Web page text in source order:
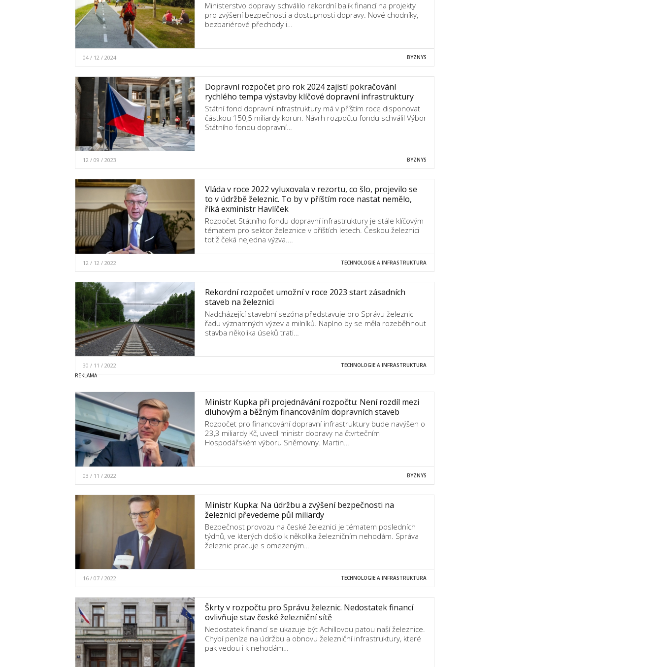
Ministerstvo dopravy schválilo rekordní balík financí na projekty
pro zvýšení bezpečnosti a dostupnosti dopravy. Nové chodníky,
bezbariérové přechody i…
04 / 12 / 2024 BYZNYS
Dopravní rozpočet pro rok 2024 zajistí pokračování
rychlého tempa výstavby klíčové dopravní infrastruktury
Státní fond dopravní infrastruktury má v příštím roce disponovat
částkou 150,5 miliardy korun. Návrh rozpočtu fondu schválil Výbor
Státního fondu dopravní…
12 / 09 / 2023 BYZNYS
Vláda v roce 2022 vyluxovala v rezortu, co šlo, projevilo se
to v údržbě železnic. To by v příštím roce nastat nemělo,
říká exministr Havlíček
Rozpočet Státního fondu dopravní infrastruktury je stále klíčovým
tématem pro sektor železnice v příštích letech. Českou železnici
totiž čeká nejedna výzva.…
12 / 12 / 2022 TECHNOLOGIE A INFRASTRUKTURA
Rekordní rozpočet umožní v roce 2023 start zásadních
staveb na železnici
Nadcházející stavební sezóna představuje pro Správu železnic
řadu významných výzev a milníků. Naplno by se měla rozeběhnout
stavba několika úseků trati…
30 / 11 / 2022 TECHNOLOGIE A INFRASTRUKTURA
Ministr Kupka při projednávání rozpočtu: Není rozdíl mezi
dluhovým a běžným financováním dopravních staveb
Rozpočet pro financování dopravní infrastruktury bude navýšen o
23,3 miliardy Kč, uvedl ministr dopravy na čtvrtečním
Hospodářském výboru Sněmovny. Martin…
03 / 11 / 2022 BYZNYS
Ministr Kupka: Na údržbu a zvýšení bezpečnosti na
železnici převedeme půl miliardy
Bezpečnost provozu na české železnici je tématem posledních
týdnů, ve kterých došlo k několika železničním nehodám. Správa
železnic pracuje s omezeným…
16 / 07 / 2022 TECHNOLOGIE A INFRASTRUKTURA
Škrty v rozpočtu pro Správu železnic. Nedostatek financí
ovlivňuje stav české železniční sítě
Nedostatek financí se ukazuje být Achillovou patou naší železnice.
Chybí peníze na údržbu a obnovu železniční infrastruktury, které
pak vedou i k nehodám…